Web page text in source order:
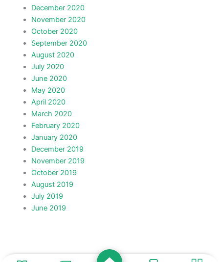
December 2020
November 2020
October 2020
September 2020
August 2020
July 2020
June 2020
May 2020
April 2020
March 2020
February 2020
January 2020
December 2019
November 2019
October 2019
August 2019
July 2019
June 2019